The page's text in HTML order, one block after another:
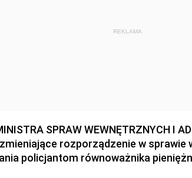
REKLAMA
SPRAW WEWNĘTRZNYCH I
rozporządzenie w sprawie
policjantom równoważnika